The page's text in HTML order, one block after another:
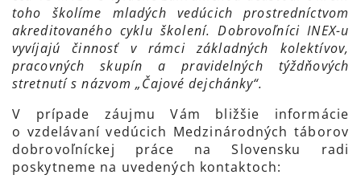
toho školíme mladých vedúcich prostredníctvom
akreditovaného cyklu školení. Dobrovoľníci INEX-u
vyvíjajú činnosť v rámci základných kolektívov,
pracovných skupín a pravidelných týždňových
stretnutí s názvom „Čajové dejchánky“.
V prípade záujmu Vám bližšie informácie
o vzdelávaní vedúcich Medzinárodných táborov
dobrovoľníckej práce na Slovensku radi
poskytneme na uvedených kontaktoch: